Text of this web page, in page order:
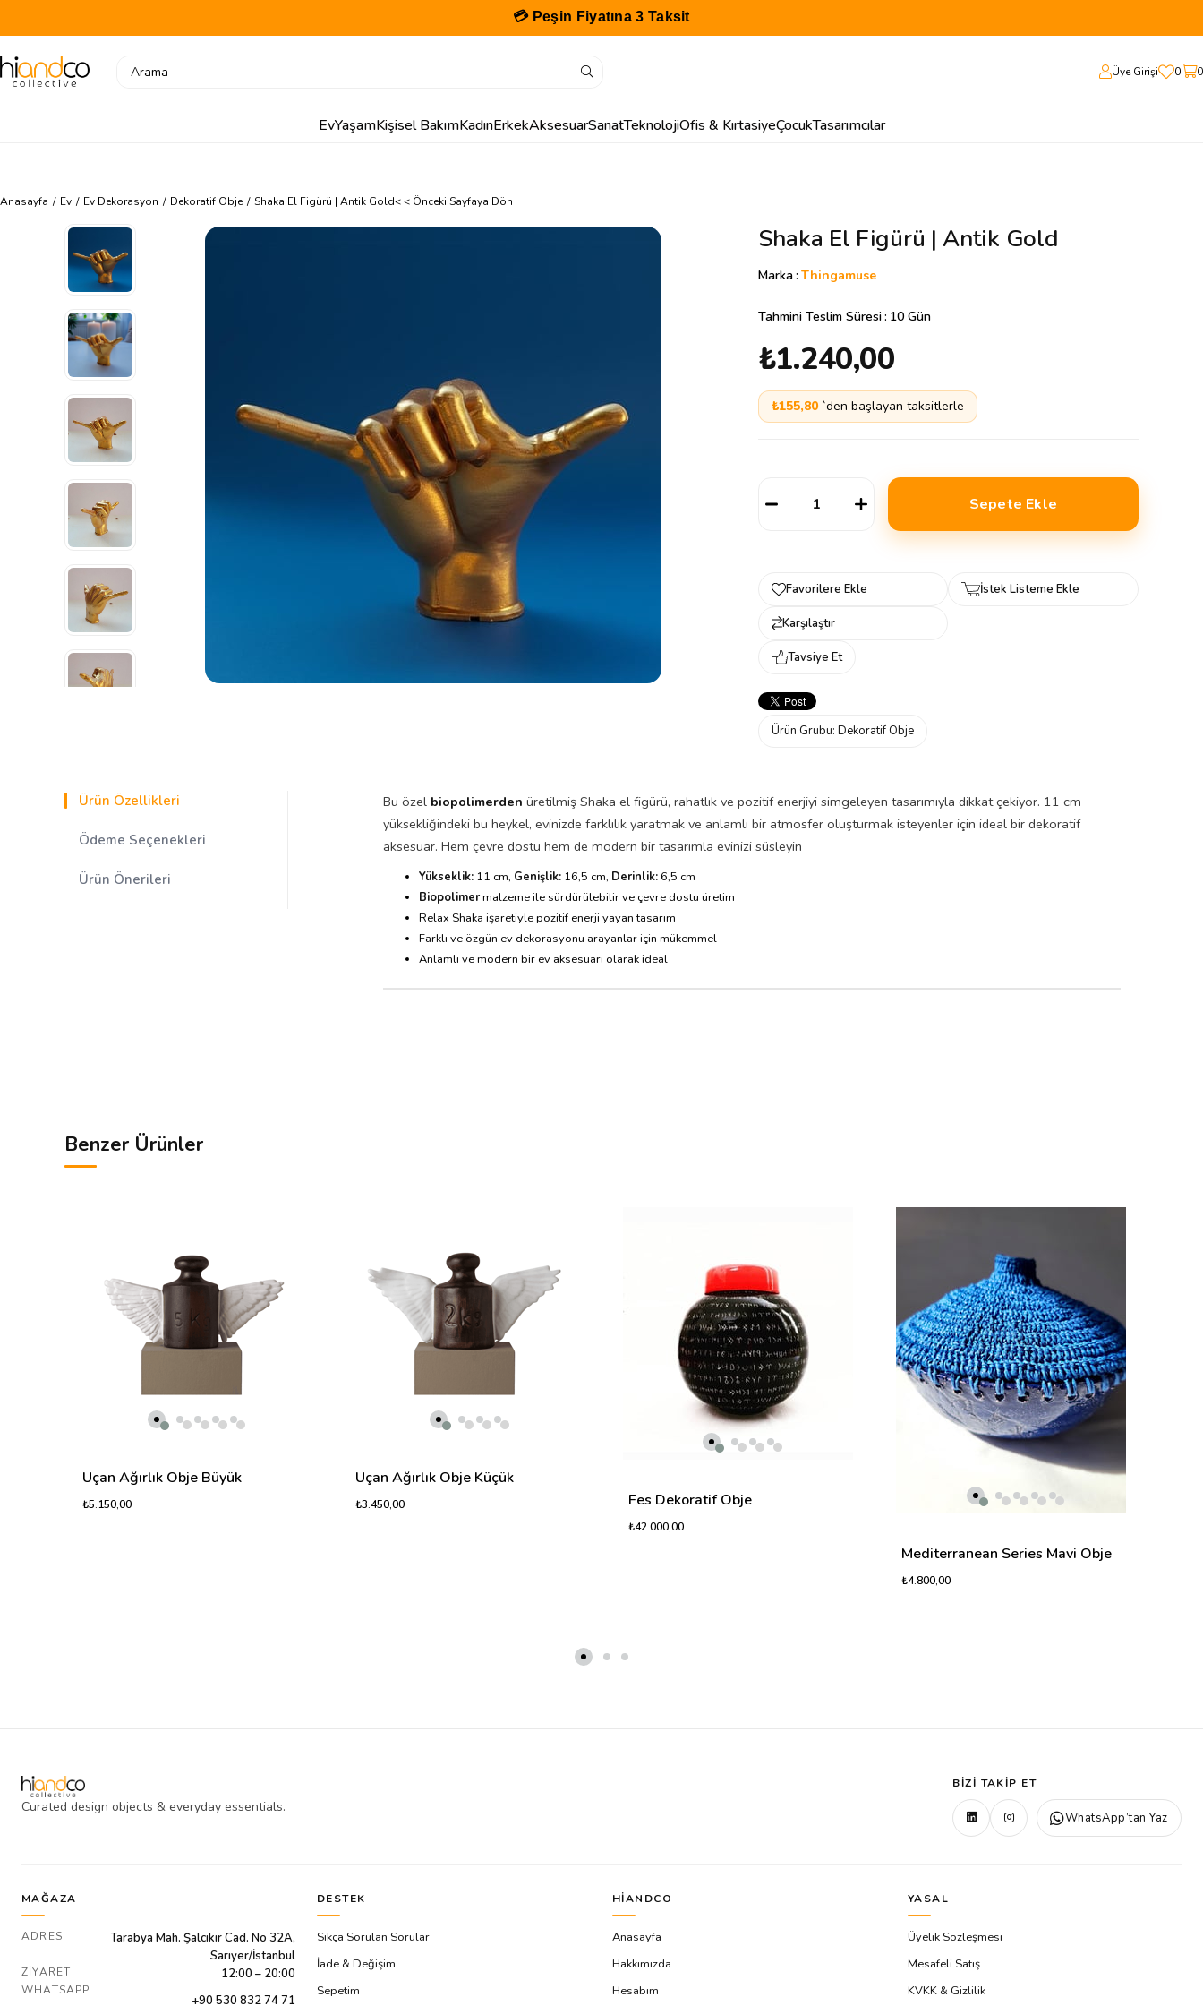
💳 Peşin Fiyatına 3 Taksit
Üye Girişi 0 0
EvYaşamKişisel BakımKadınErkekAksesuarSanatTeknolojiOfis & KırtasiyeÇocukTasarımcılar
Anasayfa Ev Ev Dekorasyon Dekoratif Obje Shaka El Figürü | Antik Gold< < Önceki Sayfaya Dön
Shaka El Figürü | Antik Gold
Marka: Thingamuse
Tahmini Teslim Süresi: 10 Gün
₺1.240,00
₺155,80 `den başlayan taksitlerle
Favorilere Ekle İstek Listeme Ekle
Karşılaştır
Tavsiye Et
Ürün Grubu: Dekoratif Obje
Ürün Özellikleri
Ödeme Seçenekleri
Ürün Önerileri
Bu özel biopolimerden üretilmiş Shaka el figürü, rahatlık ve pozitif enerjiyi simgeleyen tasarımıyla dikkat çekiyor. 11 cm
yüksekliğindeki bu heykel, evinizde farklılık yaratmak ve anlamlı bir atmosfer oluşturmak isteyenler için ideal bir dekoratif
aksesuar. Hem çevre dostu hem de modern bir tasarımla evinizi süsleyin
Yükseklik: 11 cm, Genişlik: 16,5 cm, Derinlik: 6,5 cm
Biopolimermalzeme ile sürdürülebilir ve çevre dostu üretim
Relax Shaka işaretiyle pozitif enerji yayan tasarım
Farklı ve özgün ev dekorasyonu arayanlar için mükemmel
Anlamlı ve modern bir ev aksesuarı olarak ideal
Benzer Ürünler
Uçan Ağırlık Obje Büyük
₺5.150,00
Uçan Ağırlık Obje Küçük
₺3.450,00 Fes Dekoratif Obje
₺42.000,00
Mediterranean Series Mavi Obje
₺4.800,00
Curated design objects & everyday essentials.
BIZI TAKIP ET
WhatsApp’tan Yaz
MAĞAZA
ADRES
Tarabya Mah. Şalcıkır Cad. No 32A,
Sarıyer/İstanbul
ZIYARET 12:00 – 20:00
WHATSAPP
+90 530 832 74 71
DESTEK
Sıkça Sorulan Sorular
İade & Değişim
Sepetim
HIANDCO
Anasayfa
Hakkımızda
Hesabım
YASAL
Üyelik Sözleşmesi
Mesafeli Satış
KVKK & Gizlilik